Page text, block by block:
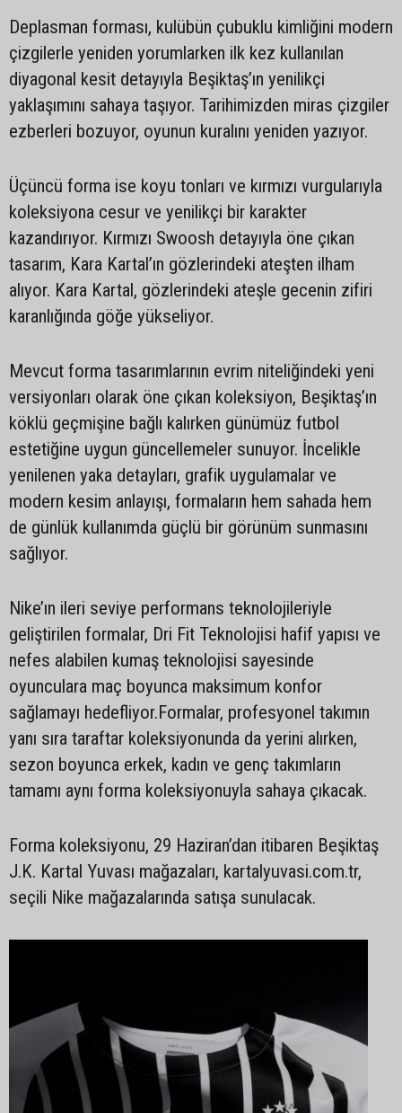
Deplasman forması, kulübün çubuklu kimliğini modern
çizgilerle yeniden yorumlarken ilk kez kullanılan
diyagonal kesit detayıyla Beşiktaş’ın yenilikçi
yaklaşımını sahaya taşıyor. Tarihimizden miras çizgiler
ezberleri bozuyor, oyunun kuralını yeniden yazıyor.
Üçüncü forma ise koyu tonları ve kırmızı vurgularıyla
koleksiyona cesur ve yenilikçi bir karakter
kazandırıyor. Kırmızı Swoosh detayıyla öne çıkan
tasarım, Kara Kartal’ın gözlerindeki ateşten ilham
alıyor. Kara Kartal, gözlerindeki ateşle gecenin zifiri
karanlığında göğe yükseliyor.
Mevcut forma tasarımlarının evrim niteliğindeki yeni
versiyonları olarak öne çıkan koleksiyon, Beşiktaş’ın
köklü geçmişine bağlı kalırken günümüz futbol
estetiğine uygun güncellemeler sunuyor. İncelikle
yenilenen yaka detayları, grafik uygulamalar ve
modern kesim anlayışı, formaların hem sahada hem
de günlük kullanımda güçlü bir görünüm sunmasını
sağlıyor.
Nike’ın ileri seviye performans teknolojileriyle
geliştirilen formalar, Dri Fit Teknolojisi hafif yapısı ve
nefes alabilen kumaş teknolojisi sayesinde
oyunculara maç boyunca maksimum konfor
sağlamayı hedefliyor.Formalar, profesyonel takımın
yanı sıra taraftar koleksiyonunda da yerini alırken,
sezon boyunca erkek, kadın ve genç takımların
tamamı aynı forma koleksiyonuyla sahaya çıkacak.
Forma koleksiyonu, 29 Haziran’dan itibaren Beşiktaş
J.K. Kartal Yuvası mağazaları, kartalyuvasi.com.tr,
seçili Nike mağazalarında satışa sunulacak.